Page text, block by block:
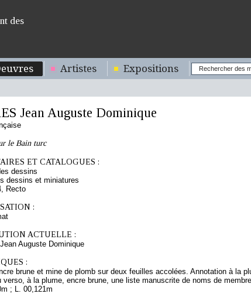
des
Artistes Expositions
Jean Auguste Dominique
le Bain turc
ET CATALOGUES :
dessins
dessins et miniatures
Recto
:
ACTUELLE :
Jean Auguste Dominique
:
brune et mine de plomb sur deux feuilles accolées. Annotation à la
verso, à la plume, encre brune, une liste manuscrite de noms de
; L. 00,121m